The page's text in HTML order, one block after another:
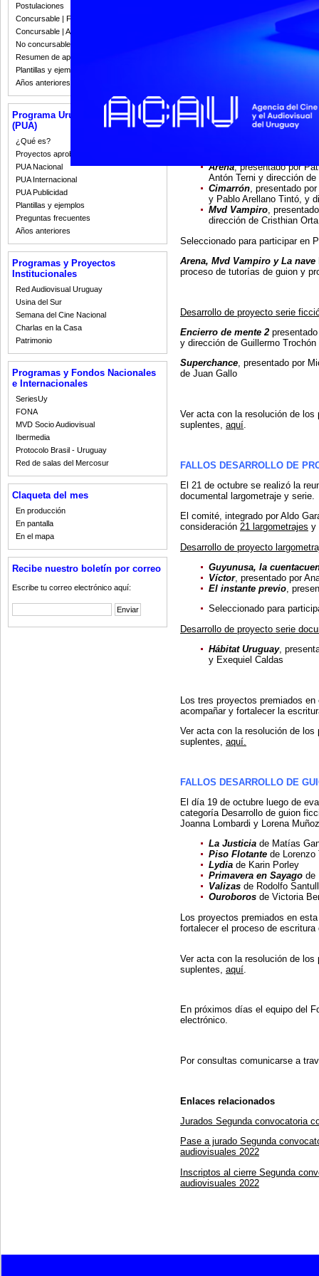
Postulaciones
Concursable | Fallos 2023
Concursable | Actas y Resoluciones
No concursable | Actas y Resoluciones
Resumen de apoyos 2008-2022
Plantillas y ejemplos
Años anteriores
Programa Uruguay Audiovisual
(PUA)
¿Qué es?
Proyectos aprobados
PUA Nacional
PUA Internacional
PUA Publicidad
Plantillas y ejemplos
Preguntas frecuentes
Años anteriores
Programas y Proyectos
Institucionales
Red Audiovisual Uruguay
Usina del Sur
Semana del Cine Nacional
Charlas en la Casa
Patrimonio
Programas y Fondos Nacionales
e Internacionales
SeriesUy
FONA
MVD Socio Audiovisual
Ibermedia
Protocolo Brasil - Uruguay
Red de salas del Mercosur
Claqueta del mes
En producción
En pantalla
En el mapa
Recibe nuestro boletín por correo
Escribe tu correo electrónico aquí:
FALLOS DESARROLLO DE
El 26 de octubre se realizó la
Desarrollo de proyecto
Fauna
, presentado por
Arena, presentado por
Antón Terni y dirección
Cimarrón, presentado
y Pablo Arellano Tintó, y
Mvd Vampiro,
dirección de Cristhian Orta
Seleccionado para participar en
Arena, Mvd Vampiro y La nave
proceso de tutorías de guion y
Desarrollo de proyecto serie
Encierro de mente 2
y dirección de Guillermo Trochón
Superchance, presentado por
de Juan Gallo
Ver acta con la resolución de
suplentes, aquí
FALLOS DESARROLLO DE
El 21 de octubre se realizó la
documental largometraje y serie.
El comité, integrado por Aldo
consideración 21 largometrajes y
Desarrollo de proyecto
Guyunusa, la
Víctor, presentado por
El instante previo ,
Seleccionado para
Desarrollo de proyecto serie
Hábitat Uruguay,
y Exequiel Caldas
Los tres proyectos premiados
acompañar y fortalecer la
Ver acta con la resolución de
suplentes, aquí.
FALLOS DESARROLLO DE
El día 19 de octubre luego de
categoría Desarrollo de guion
Joanna Lombardi y Lorena
La Justicia de Matías
Piso Flotante de Lorenzo
Lydia de Karin Porley
Primavera en Sayago de
Valizas de Rodolfo
Ouroboros de Victoria
Los proyectos premiados en
fortalecer el proceso de escritura
Ver acta con la resolución de
suplentes, aquí
En próximos días el equipo del
electrónico.
Por consultas comunicarse a
Enlaces relacionados
Jurados Segunda convocatoria
Pase a jurado Segunda
audiovisuales 2022
Inscriptos al cierre Segunda
audiovisuales 2022